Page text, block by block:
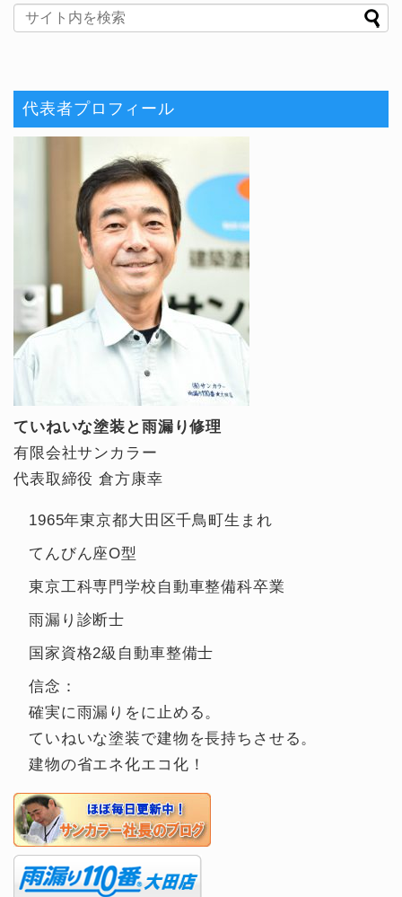
代表者プロフィール
ていねいな塗装と雨漏り修理
有限会社サンカラー
代表取締役 倉方康幸
1965年東京都大田区千鳥町生まれ
てんびん座O型
東京工科専門学校自動車整備科卒業
雨漏り診断士
国家資格2級自動車整備士
信念：
確実に雨漏りをに止める。
ていねいな塗装で建物を長持ちさせる。
建物の省エネ化エコ化！